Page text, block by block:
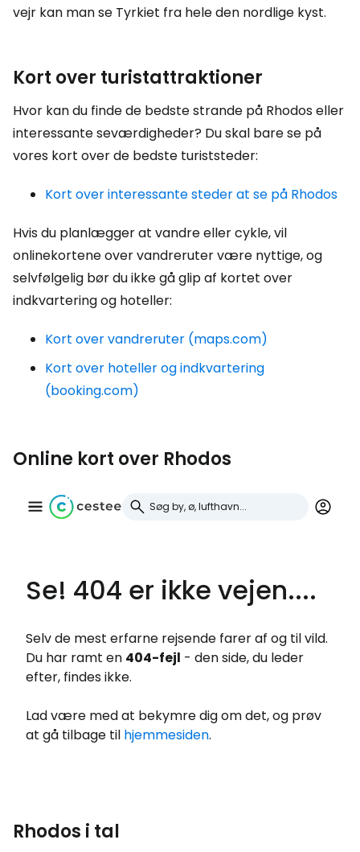
vejr kan man se Tyrkiet fra hele den nordlige kyst.
Kort over turistattraktioner
Hvor kan du finde de bedste strande på Rhodos eller
interessante seværdigheder? Du skal bare se på
vores kort over de bedste turiststeder:
Kort over interessante steder at se på Rhodos
Hvis du planlægger at vandre eller cykle, vil
onlinekortene over vandreruter være nyttige, og
selvfølgelig bør du ikke gå glip af kortet over
indkvartering og hoteller:
Kort over vandreruter (maps.com)
Kort over hoteller og indkvartering
(booking.com)
Online kort over Rhodos
Rhodos i tal